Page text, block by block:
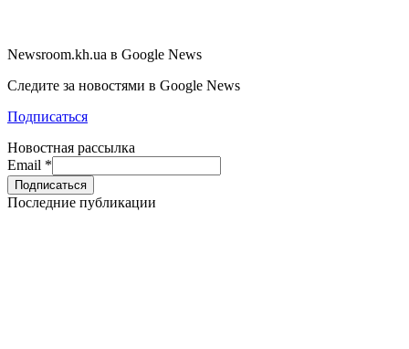
Newsroom.kh.ua в Google News
Следите за новостями в Google News
Подписаться
Новостная рассылка
Email *
Последние публикации